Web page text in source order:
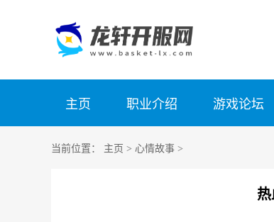
主页 职业介绍 游戏论坛
当前位置： 主页 > 心情故事 >